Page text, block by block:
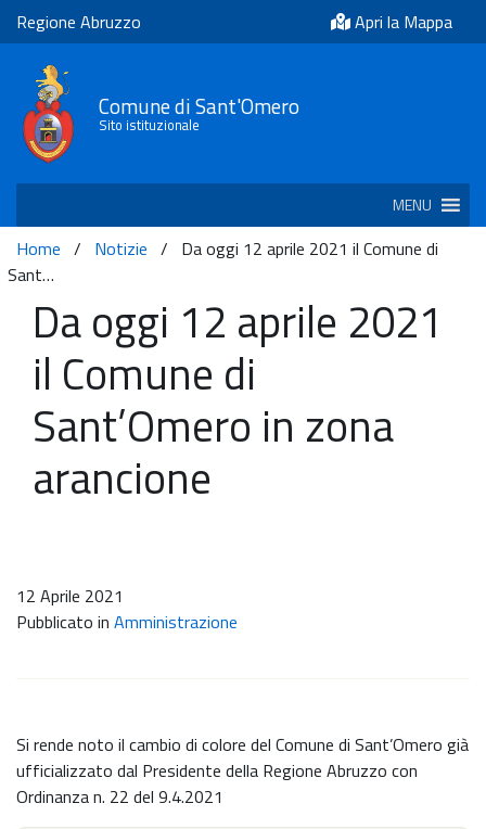
Regione Abruzzo Apri la Mappa
Comune di Sant'Omero
Sito istituzionale
MENU
Home / Notizie / Da oggi 12 aprile 2021 il Comune di
Sant…
Da oggi 12 aprile 2021
il Comune di
Sant’Omero in zona
arancione
12 Aprile 2021
Pubblicato in Amministrazione
Si rende noto il cambio di colore del Comune di Sant’Omero già
ufficializzato dal Presidente della Regione Abruzzo con
Ordinanza n. 22 del 9.4.2021